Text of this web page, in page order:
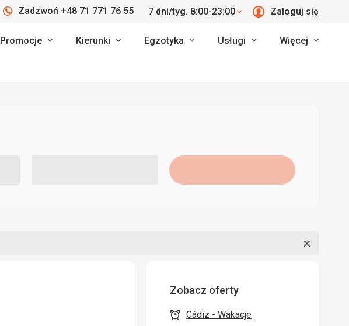
Zadzwoń +48 71 771 76 55 7 dni/tyg. 8:00-23:00 Zaloguj się
Promocje Kierunki Egzotyka Usługi Więcej
Zobacz oferty
Cádiz - Wakacje